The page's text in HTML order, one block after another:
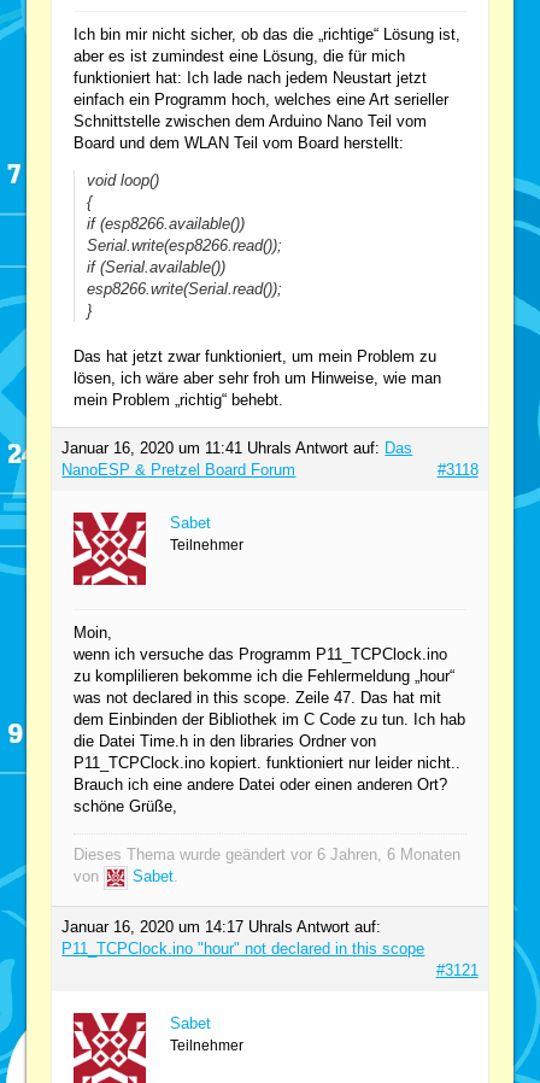
Ich bin mir nicht sicher, ob das die „richtige“ Lösung ist,
aber es ist zumindest eine Lösung, die für mich
funktioniert hat: Ich lade nach jedem Neustart jetzt
einfach ein Programm hoch, welches eine Art serieller
Schnittstelle zwischen dem Arduino Nano Teil vom
Board und dem WLAN Teil vom Board herstellt:
void loop()
{
if (esp8266.available())
Serial.write(esp8266.read());
if (Serial.available())
esp8266.write(Serial.read());
}
Das hat jetzt zwar funktioniert, um mein Problem zu
lösen, ich wäre aber sehr froh um Hinweise, wie man
mein Problem „richtig“ behebt.
Januar 16, 2020 um 11:41 Uhrals Antwort auf: Das
NanoESP & Pretzel Board Forum
#3118
Sabet
Teilnehmer
Moin,
wenn ich versuche das Programm P11_TCPClock.ino
zu komplilieren bekomme ich die Fehlermeldung „hour“
was not declared in this scope. Zeile 47. Das hat mit
dem Einbinden der Bibliothek im C Code zu tun. Ich hab
die Datei Time.h in den libraries Ordner von
P11_TCPClock.ino kopiert. funktioniert nur leider nicht..
Brauch ich eine andere Datei oder einen anderen Ort?
schöne Grüße,
Dieses Thema wurde geändert vor 6 Jahren, 6 Monaten
von
Sabet.
Januar 16, 2020 um 14:17 Uhrals Antwort auf:
P11_TCPClock.ino "hour" not declared in this scope
#3121
Sabet
Teilnehmer